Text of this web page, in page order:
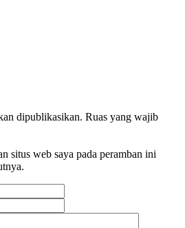
dipublikasikan. Ruas yang wajib
situs web saya pada peramban ini